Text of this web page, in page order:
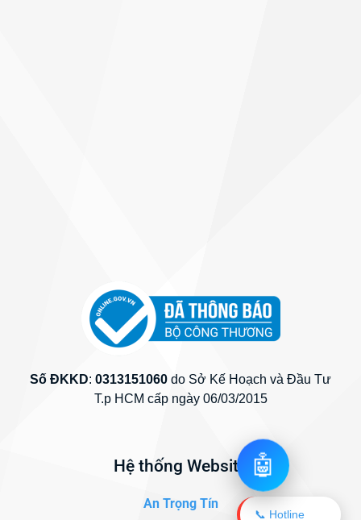
Số ĐKKD: 0313151060 do Sở Kế Hoạch và Đầu Tư
T.p HCM cấp ngày 06/03/2015
Hệ thống Website
An Trọng Tín
🤖
📞 Hotline